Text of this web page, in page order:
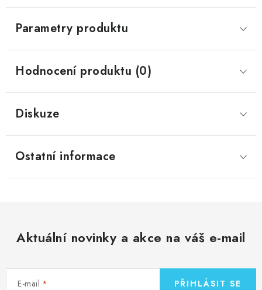
Parametry produktu
Hodnocení produktu (0)
Diskuze
Ostatní informace
Aktuální novinky a akce na váš e-mail
E-mail PŘIHLÁSIT SE